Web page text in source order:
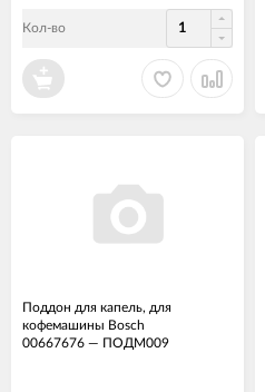
Кол-во
Поддон для капель, для
кофемашины Bosch
00667676 — ПОДМ009